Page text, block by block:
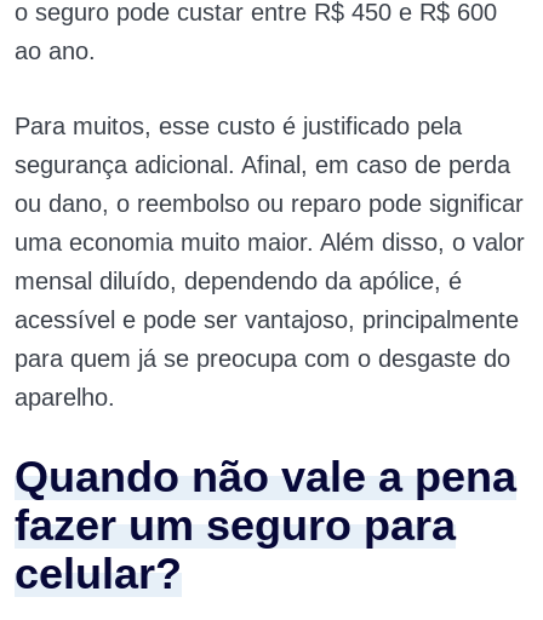
o seguro pode custar entre R$ 450 e R$ 600
ao ano.
Para muitos, esse custo é justificado pela
segurança adicional. Afinal, em caso de perda
ou dano, o reembolso ou reparo pode significar
uma economia muito maior. Além disso, o valor
mensal diluído, dependendo da apólice, é
acessível e pode ser vantajoso, principalmente
para quem já se preocupa com o desgaste do
aparelho.
Quando não vale a pena
fazer um seguro para
celular?